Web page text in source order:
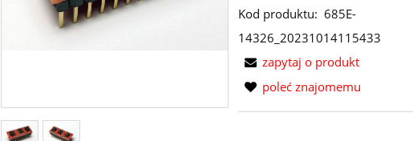
Kod produktu: 685E-
14326_20231014115433
zapytaj o produkt
poleć znajomemu